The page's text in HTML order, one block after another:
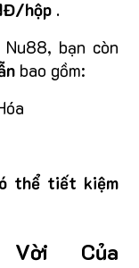
hộp .
bạn còn
bao gồm:
thể tiết kiệm
Vời Của